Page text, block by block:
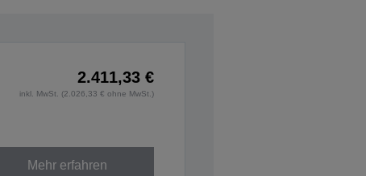
2.411,33 €
inkl. MwSt. (2.026,33 € ohne MwSt.)
Mehr erfahren